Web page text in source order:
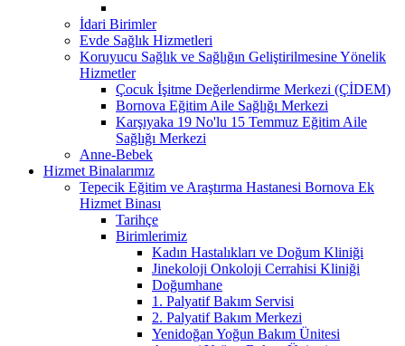
İdari Birimler
Evde Sağlık Hizmetleri
Koruyucu Sağlık ve Sağlığın Geliştirilmesine Yönelik
Hizmetler
Çocuk İşitme Değerlendirme Merkezi (ÇİDEM)
Bornova Eğitim Aile Sağlığı Merkezi
Karşıyaka 19 No'lu 15 Temmuz Eğitim Aile
Sağlığı Merkezi
Anne-Bebek
Hizmet Binalarımız
Tepecik Eğitim ve Araştırma Hastanesi Bornova Ek
Hizmet Binası
Tarihçe
Birimlerimiz
Kadın Hastalıkları ve Doğum Kliniği
Jinekoloji Onkoloji Cerrahisi Kliniği
Doğumhane
1. Palyatif Bakım Servisi
2. Palyatif Bakım Merkezi
Yenidoğan Yoğun Bakım Ünitesi